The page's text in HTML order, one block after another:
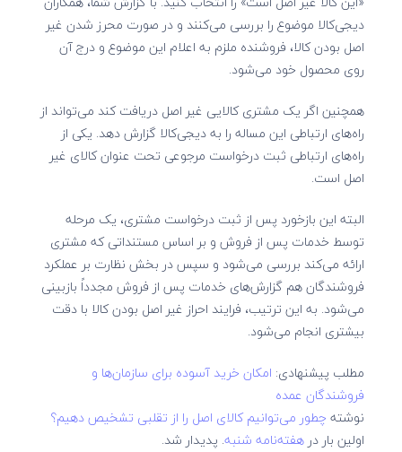
دیجی‌کالا موضوع را بررسی می‌کنند و در صورت محرز شدن غیر
اصل بودن کالا، فروشنده ملزم به اعلام این موضوع و درج آن
روی محصول خود می‌شود.
همچنین اگر یک مشتری کالایی غیر اصل دریافت کند می‌تواند از
راه‌های ارتباطی این مساله را به دیجی‌کالا گزارش دهد. یکی از
راه‌های ارتباطی ثبت درخواست مرجوعی تحت عنوان کالای غیر
اصل است.
البته این بازخورد پس از ثبت درخواست مشتری، یک مرحله
توسط خدمات پس از فروش و بر اساس مستنداتی که مشتری
ارائه می‌کند بررسی می‌شود و سپس در بخش نظارت بر عملکرد
فروشندگان هم گزارش‌های خدمات پس از فروش مجدداً بازبینی
می‌شود. به این ترتیب، فرایند احراز غیر اصل بودن کالا با دقت
بیشتری انجام می‌شود.
مطلب پیشنهادی: امکان خرید آسوده برای سازمان‌ها و
فروشندگان عمده
نوشته چطور می‌توانیم کالای اصل را از تقلبی تشخیص دهیم؟
اولین بار در هفته‌نامه شنبه. پدیدار شد.